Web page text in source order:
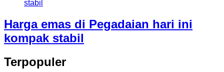
Harga emas di Pegadaian hari ini
kompak stabil
Terpopuler